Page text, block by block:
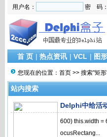
用户名： 密 码：
首 页 | 热点资讯 | VCL | 图
您现在的位置： 首页 >> 搜索"矩
站内搜索
Delphi中给活
600) this.width =
ocusRectang...